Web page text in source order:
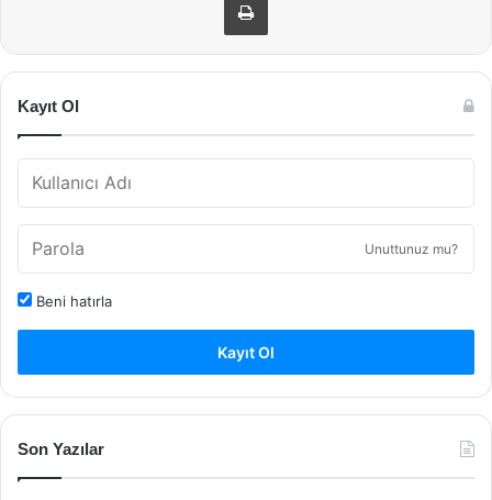
Kayıt Ol
Unuttunuz mu?
Beni hatırla
Kayıt Ol
Son Yazılar